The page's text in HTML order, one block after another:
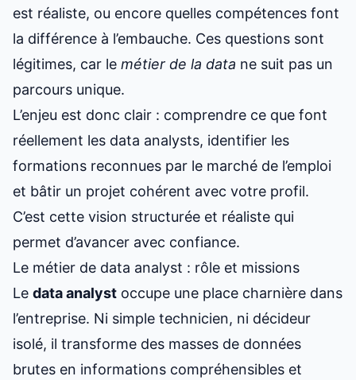
est réaliste, ou encore quelles compétences font
la différence à l’embauche. Ces questions sont
légitimes, car le métier de la data ne suit pas un
parcours unique.
L’enjeu est donc clair : comprendre ce que font
réellement les data analysts, identifier les
formations reconnues par le marché de l’emploi
et bâtir un projet cohérent avec votre profil.
C’est cette vision structurée et réaliste qui
permet d’avancer avec confiance.
Le métier de data analyst : rôle et missions
Le data analyst occupe une place charnière dans
l’entreprise. Ni simple technicien, ni décideur
isolé, il transforme des masses de données
brutes en informations compréhensibles et